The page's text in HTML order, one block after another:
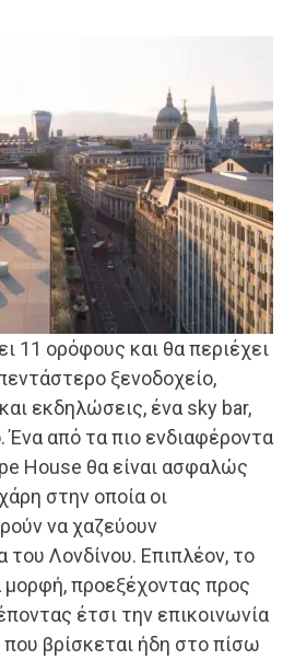
11 ορόφους και θα περιέχει
ξενοδοχείο,
εκδηλώσεις, ένα sky bar,
Ένα από τα πιο ενδιαφέροντα
House θα είναι ασφαλώς
στην οποία οι
να χαζεύουν
του Λονδίνου. Επιπλέον, το
μορφή, προεξέχοντας προς
έτσι την επικοινωνία
βρίσκεται ήδη στο πίσω